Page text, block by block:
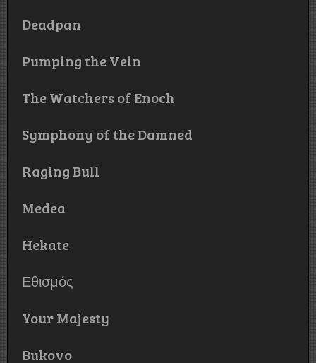
Deadpan
Pumping the Vein
The Watchers of Enoch
Symphony of the Damned
Raging Bull
Medea
Hekate
Εθισμός
Your Majesty
Bukovo